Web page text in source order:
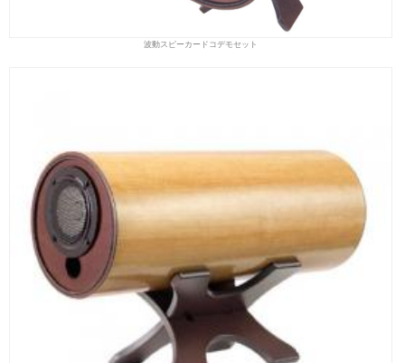
波動スピーカードコデモセット